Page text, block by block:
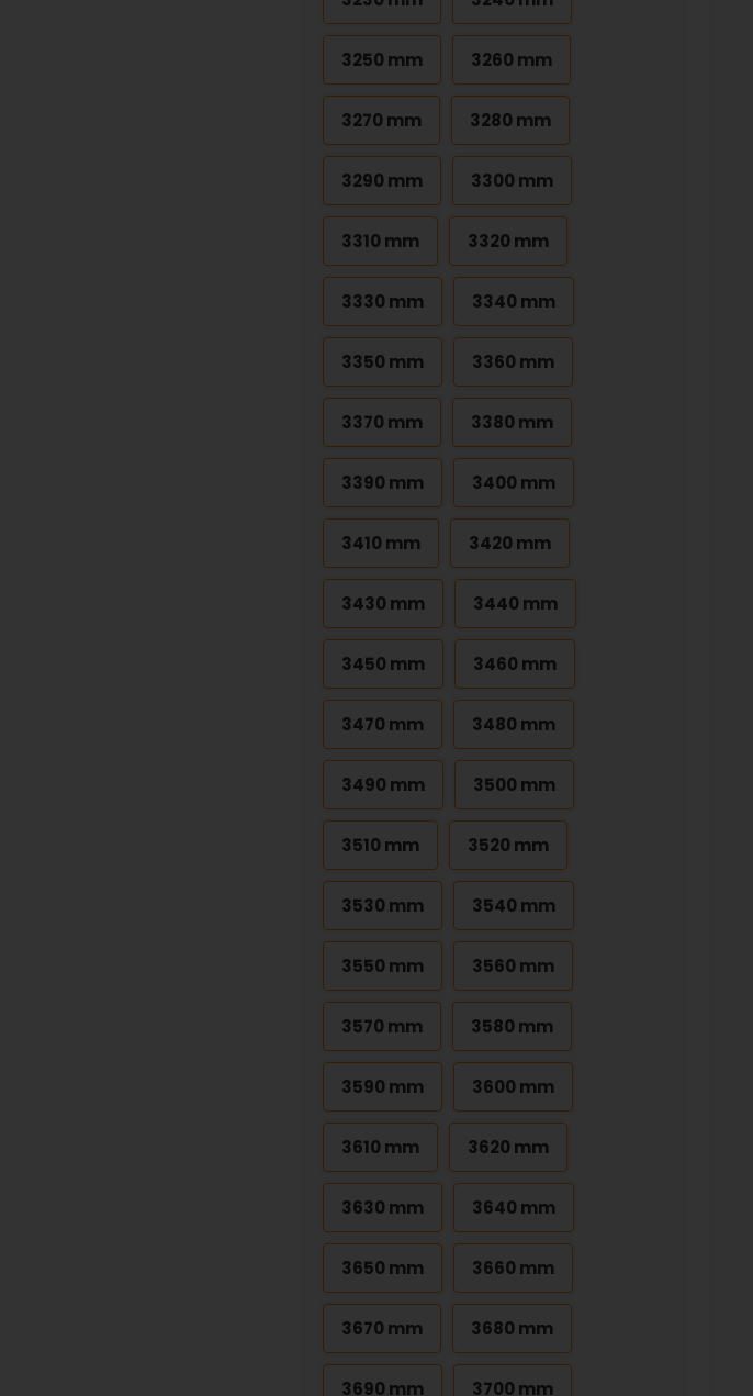
3250 mm 3260 mm
3270 mm 3280 mm
3290 mm 3300 mm
3310 mm 3320 mm
3330 mm 3340 mm
3350 mm 3360 mm
3370 mm 3380 mm
3390 mm 3400 mm
3410 mm 3420 mm
3430 mm 3440 mm
3450 mm 3460 mm
3470 mm 3480 mm
3490 mm 3500 mm
3510 mm 3520 mm
3530 mm 3540 mm
3550 mm 3560 mm
3570 mm 3580 mm
3590 mm 3600 mm
3610 mm 3620 mm
3630 mm 3640 mm
3650 mm 3660 mm
3670 mm 3680 mm
3690 mm 3700 mm